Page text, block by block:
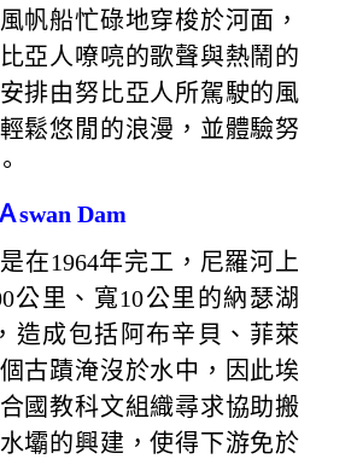
帆船忙碌地穿梭於河面，
亞人嘹喨的歌聲與熱鬧的
排由努比亞人所駕駛的風
鬆悠閒的浪漫，並體驗努
swan Dam
在1964年完工，尼羅河上
公里、寬10公里的納瑟湖
造成包括阿布辛貝、菲萊
古蹟淹沒於水中，因此埃
國教科文組織尋求協助搬
壩的興建，使得下游免於